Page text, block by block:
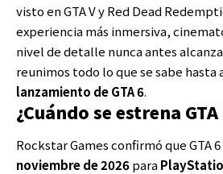
visto en GTA V y Red Dead
experiencia más inmersiva,
nivel de detalle nunca antes
reunimos todo lo que se sabe hasta
lanzamiento de GTA 6.
¿Cuándo se estrena GTA
Rockstar Games confirmó que GTA
noviembre de 2026para